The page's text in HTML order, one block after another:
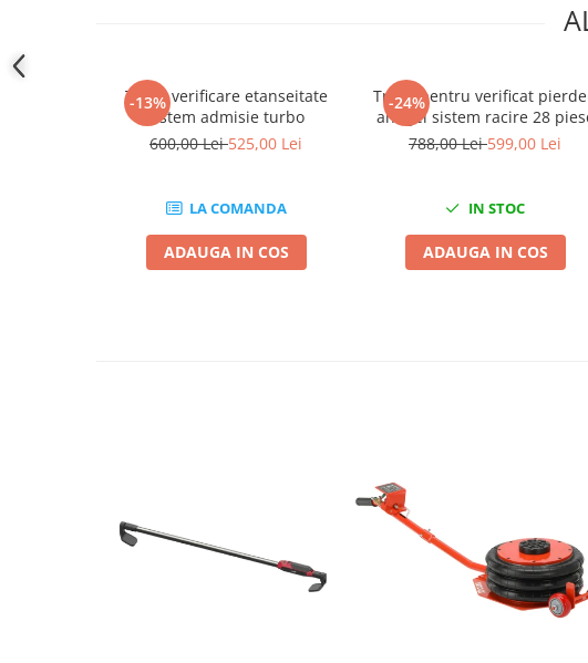
Citroen
-13%
Trusa verificare etanseitate
sistem admisie turbo
600,00 Lei525,00 Lei
LA COMANDA
ADAUGA IN COS
-24%
Trusa pentru verificat
antigel sistem racire 28
788,00 Lei599,00 Lei
IN STOC
ADAUGA IN COS